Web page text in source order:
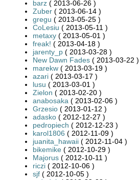
barz ( 2013-06-26 )
Zuber ( 2013-06-14 )
gregu ( 2013-05-25 )
CoLesiu ( 2013-05-11 )
metaxy ( 2013-05-01 )
freak! ( 2013-04-18 )
jarenty_p ( 2013-03-28 )
New Dawn Fades ( 2013-03-22 )
marekw ( 2013-03-19 )
azari ( 2013-03-17 )
lusu ( 2013-03-01 )
Zielon ( 2013-02-20 )
anabosaka ( 2013-02-06 )
Grzesio ( 2013-01-12 )
adasko ( 2012-12-27 )
pedropiech ( 2012-12-23 )
karol1806 ( 2012-11-09 )
juanita_hawaii ( 2012-11-04 )
bikemike ( 2012-10-29 )
Majorus ( 2012-10-11 )
riczi ( 2012-10-06 )
sjf ( 2012-10-05 )